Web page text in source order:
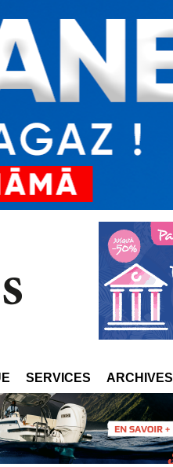
SERVICES ARCHIVES